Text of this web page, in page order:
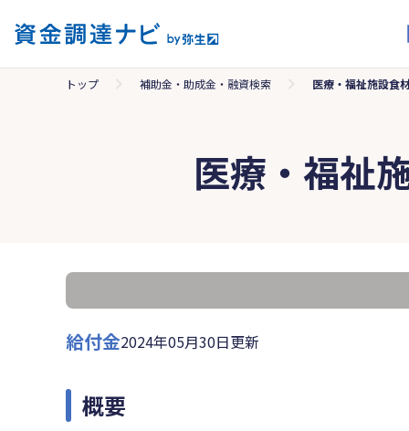
トップ 補助金・助成金・融資検索 医療・福祉施設食
医療・福祉
給付金2024年05月30日更新
概要